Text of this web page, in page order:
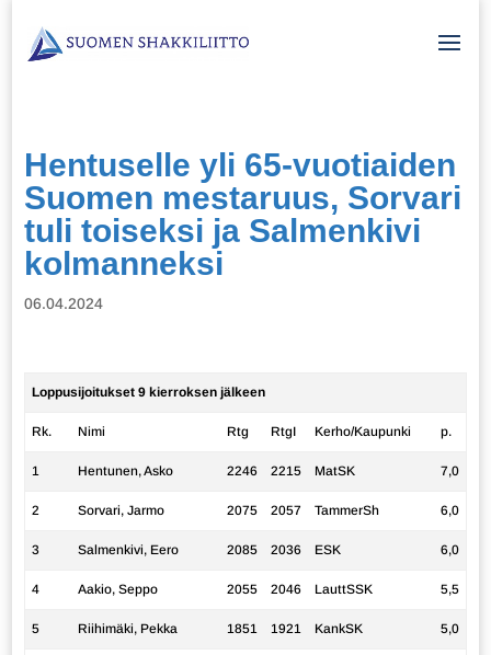
Hentuselle yli 65-vuotiaiden
Suomen mestaruus, Sorvari
tuli toiseksi ja Salmenkivi
kolmanneksi
06.04.2024
Loppusijoitukset 9 kierroksen jälkeen
Rk. Nimi Rtg RtgI Kerho/Kaupunki p.
1 Hentunen, Asko 2246 2215 MatSK 7,0
2 Sorvari, Jarmo 2075 2057 TammerSh 6,0
3 Salmenkivi, Eero 2085 2036 ESK 6,0
4 Aakio, Seppo 2055 2046 LauttSSK 5,5
5 Riihimäki, Pekka 1851 1921 KankSK 5,0